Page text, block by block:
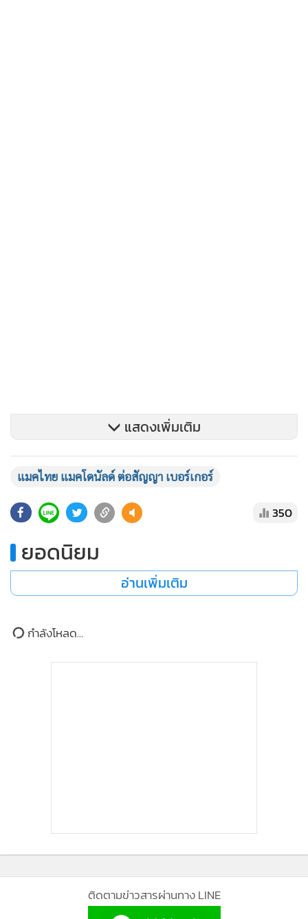
1. Double the Network (โตเท่าตัวภายในปีค.ศ. 2033) จาก
ปัจจุบันมีสาขาเปิดให้บริการกว่า 245 สาขา ทั่วประเทศ แมคโดนั
ลด์ตั้งเป้าขยายสาขาเพิ่มขึ้นเป็นเท่าตัวภายในปี 2033 โดยมุ่งเน้น
แสดงเพิ่มเติม
แมคไทย แมคโดนัลด์ ต่อสัญญา เบอร์เกอร์
350
ยอดนิยม
อ่านเพิ่มเติม
กำลังโหลด...
ติดตามข่าวสารผ่านทาง LINE